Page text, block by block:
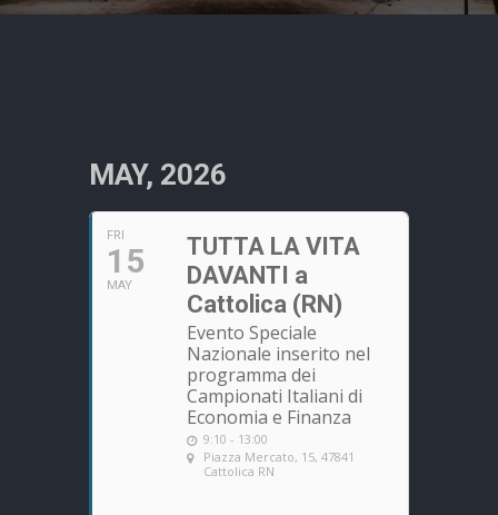
MAY, 2026
FRI
15
MAY
TUTTA LA VITA
DAVANTI a
Cattolica (RN)
Evento Speciale
Nazionale inserito nel
programma dei
Campionati Italiani di
Economia e Finanza
9:10 - 13:00
Piazza Mercato, 15, 47841
Cattolica RN